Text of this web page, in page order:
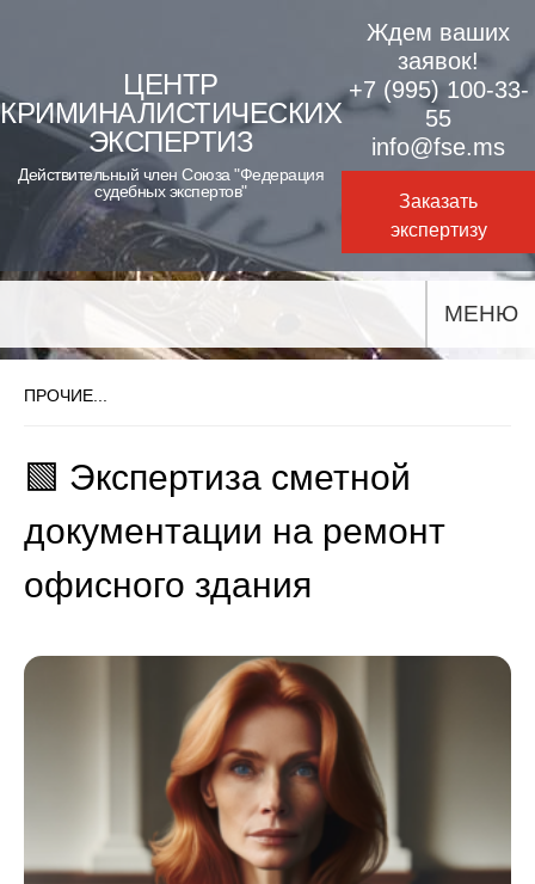
content
ЦЕНТР
КРИМИНАЛИСТИЧЕСКИХ
ЭКСПЕРТИЗ
Действительный член Союза "Федерация
судебных экспертов"
Ждем ваших
заявок!
+7 (995) 100-33-
55
info@fse.ms
Заказать
экспертизу
МЕНЮ
ПРОЧИЕ...
🟩 Экспертиза сметной
документации на ремонт
офисного здания